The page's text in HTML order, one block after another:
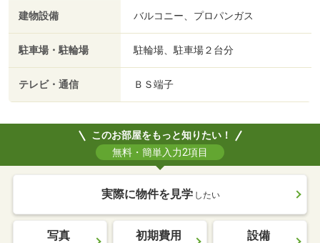
建物設備 バルコニー、プロパンガス
駐車場・駐輪場 駐輪場、駐車場２台分
テレビ・通信 ＢＳ端子
このお部屋をもっと知りたい！
無料・簡単入力2項目
実際に物件を見学 したい
写真 初期費用 設備